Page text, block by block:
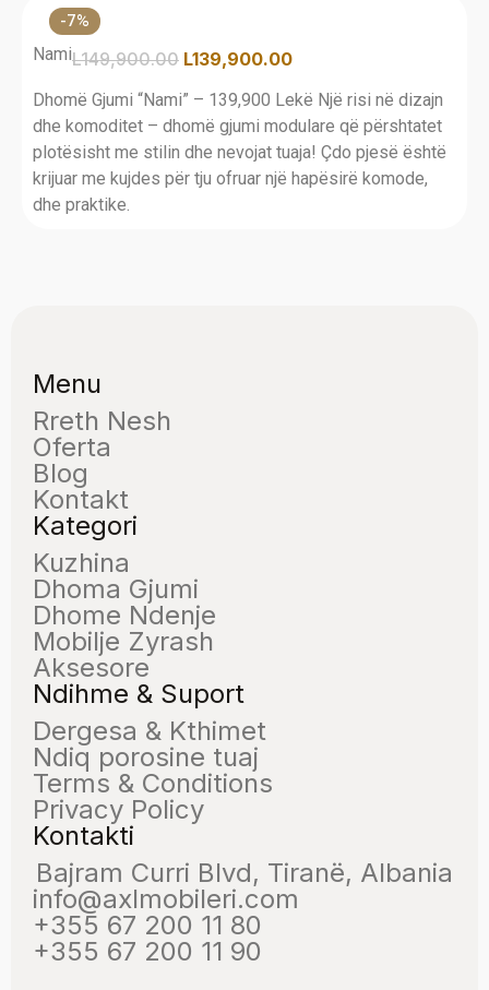
-7%
NamiL149,900.00 L139,900.00
Dhomë Gjumi “Nami” – 139,900 Lekë Një risi në dizajn
dhe komoditet – dhomë gjumi modulare që përshtatet
plotësisht me stilin dhe nevojat tuaja! Çdo pjesë është
krijuar me kujdes për tju ofruar një hapësirë komode,
dhe praktike.
Menu
Rreth Nesh
Oferta
Blog
Kontakt
Kategori
Kuzhina
Dhoma Gjumi
Dhome Ndenje
Mobilje Zyrash
Aksesore
Ndihme & Suport
Dergesa & Kthimet
Ndiq porosine tuaj
Terms & Conditions
Privacy Policy
Kontakti
Bajram Curri Blvd, Tiranë, Albania
info@axlmobileri.com
+355 67 200 11 80
+355 67 200 11 90